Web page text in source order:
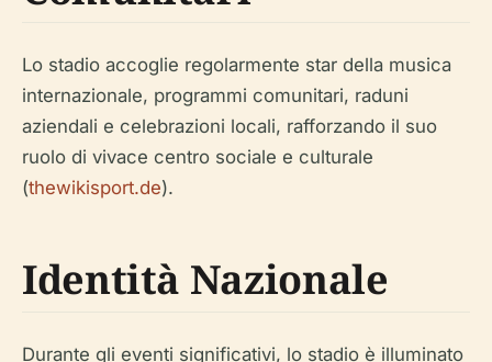
Lo stadio accoglie regolarmente star della musica
internazionale, programmi comunitari, raduni
aziendali e celebrazioni locali, rafforzando il suo
ruolo di vivace centro sociale e culturale
(thewikisport.de).
Identità Nazionale
Durante gli eventi significativi, lo stadio è illuminato